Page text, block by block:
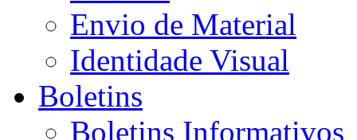
Envio de Material
Identidade Visual
Boletins
Boletins Informativos